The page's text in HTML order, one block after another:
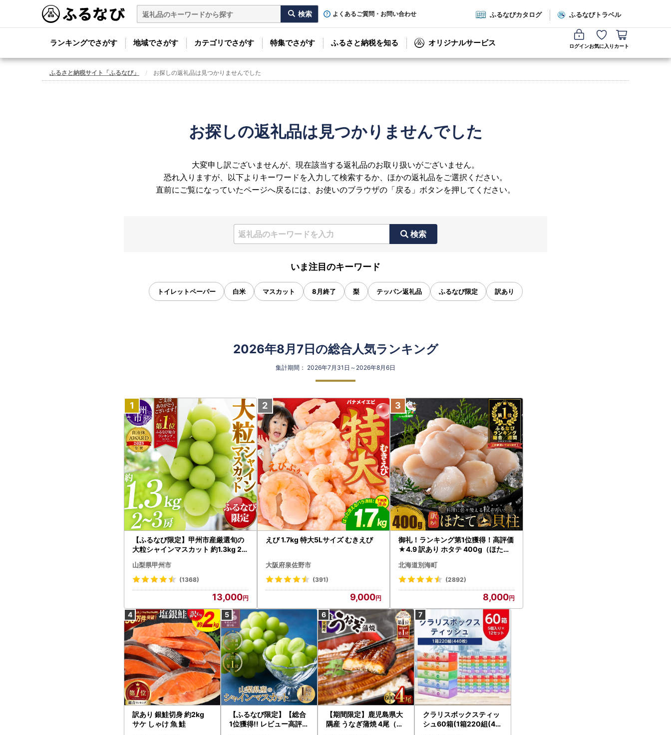
よくあるご質問・お問い合わせ ふるなびカタログ ふるなびトラベル
ランキングでさがす 地域でさがす カテゴリでさがす 特集でさがす ふるさと納税を知る オリジナルサービス ログインお気に入り カート
ふるさと納税サイト「ふるなび」 お探しの返礼品は見つかりませんでした
お探しの返礼品は見つかりませんでした
大変申し訳ございませんが、現在該当する返礼品のお取り扱いがございません。
恐れ入りますが、以下よりキーワードを入力して検索するか、ほかの返礼品をご選択ください。
直前にご覧になっていたページへ戻るには、お使いのブラウザの「戻る」ボタンを押してください。
検索
いま注目のキーワード
トイレットペーパー 白米 マスカット 8月終了 梨 テッパン返礼品 ふるなび限定 訳あり
2026年8月7日の総合人気ランキング
集計期間： 2026年7月31日～2026年8月6日
【ふるなび限定】甲州市産厳選旬の
大粒シャインマスカット 約1.3kg 2
472 FN-Limited-VO シャインマス
カット フルーツ
山梨県甲州市
(1368)
13,000
えび 1.7kg 特大5Lサイズ むきえび
大阪府泉佐野市
(391)
9,000
御礼！ランキング第1位獲得！高評価
★4.9 訳あり ホタテ 400g（ほたて
北海道別海町
(2892)
8,000
訳あり 銀鮭切身 約2kg
サケ しゃけ 魚 鮭
【ふるなび限定】【総合
1位獲得!! レビュー高評価
【期間限定】鹿児島県大
隅産 うなぎ蒲焼 4尾（60
クラリスボックスティッ
シュ60箱(1箱220組(44